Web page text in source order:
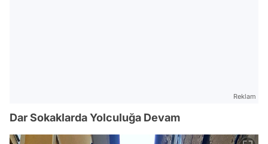
Reklam
Dar Sokaklarda Yolculuğa Devam